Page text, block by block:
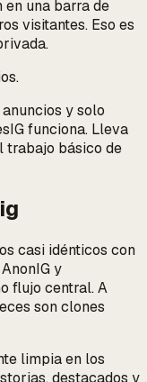
en una barra de
visitantes. Eso es
y solo
funciona. Lleva
trabajo básico de
casi idénticos con
y
flujo central. A
son clones
limpia en los
destacados y